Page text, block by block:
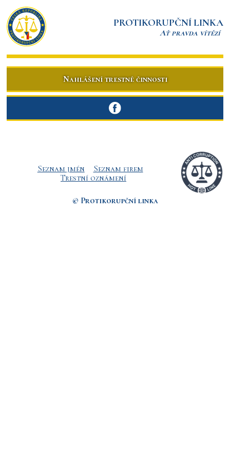
PROTIKORUPČNÍ LINKA
Ať pravda vítězí
Nahlášení trestné činnosti
Seznam jmén
Seznam firem
Trestní oznámení
© Protikorupční linka